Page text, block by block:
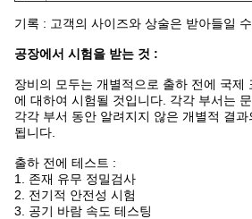
기록 : 고객의 사이즈와 상술은 받아들일
공장에서 시험을 받는 것 :
장비의 모두는 개별적으로 출하 전에 국제
에 대하여 시험될 것입니다. 각각 부서는
각각 부서 동안 알려지지 않은 개별적 결
됩니다.
출하 전에 테스트 :
1. 존재 유무 정밀검사
2. 전기적 안전성 시험
3. 공기 바람 속도 테스팅